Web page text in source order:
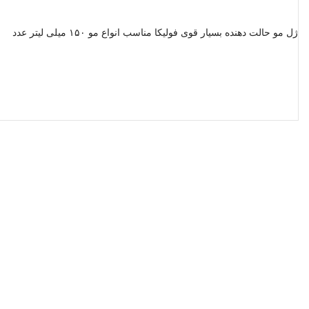
ژل مو حالت دهنده بسیار قوی فولیکا مناسب انواع مو ۱۵۰ میلی لیتر عدد